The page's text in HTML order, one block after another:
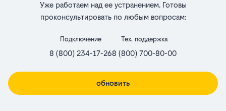
Уже работаем над ее устранением. Готовы
проконсультировать по любым вопросам:
Подключение
8 (800) 234-17-26
Тех. поддержка
8 (800) 700-80-00
обновить